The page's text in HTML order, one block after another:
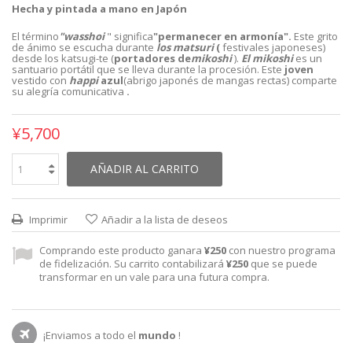
Hecha y pintada a mano en Japón
El término"wasshoi" significa"permanecer en armonía". Este grito
de ánimo se escucha durante los matsuri(festivales japoneses)
desde los katsugi-te (portadores demikoshi). El mikoshi es un
santuario portátil que se lleva durante la procesión. Este joven
vestido con happiazul(abrigo japonés de mangas rectas) comparte
su alegría comunicativa .
¥5,700
AÑADIR AL CARRITO
Imprimir Añadir a la lista de deseos
Comprando este producto ganara ¥250 con nuestro programa
de fidelización. Su carrito contabilizará ¥250 que se puede
transformar en un vale para una futura compra.
¡Enviamos a todo el mundo !